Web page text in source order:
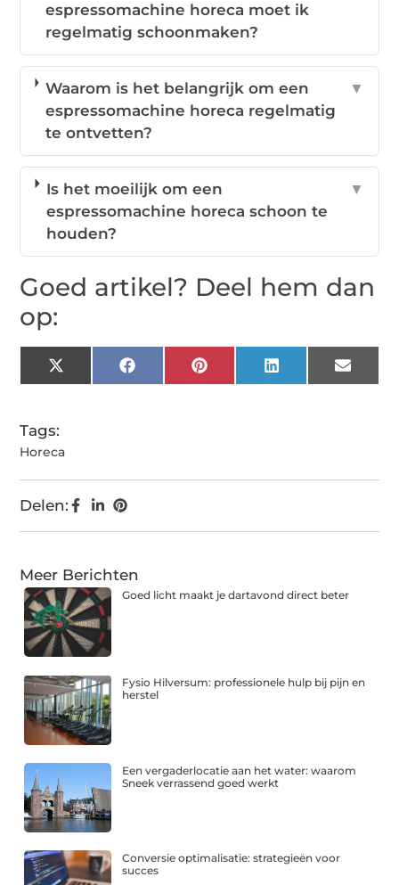
espressomachine horeca moet ik
regelmatig schoonmaken?
Waarom is het belangrijk om een
espressomachine horeca regelmatig
te ontvetten?
▼
Is het moeilijk om een
espressomachine horeca schoon te
houden?
▼
Goed artikel? Deel hem dan
op:
X
(Twitter)
FacebookPinterestLinkedIn Email
Tags:
Horeca
Delen:
Meer Berichten
Goed licht maakt je dartavond direct beter
Fysio Hilversum: professionele hulp bij pijn en
herstel
Een vergaderlocatie aan het water: waarom
Sneek verrassend goed werkt
Conversie optimalisatie: strategieën voor
succes